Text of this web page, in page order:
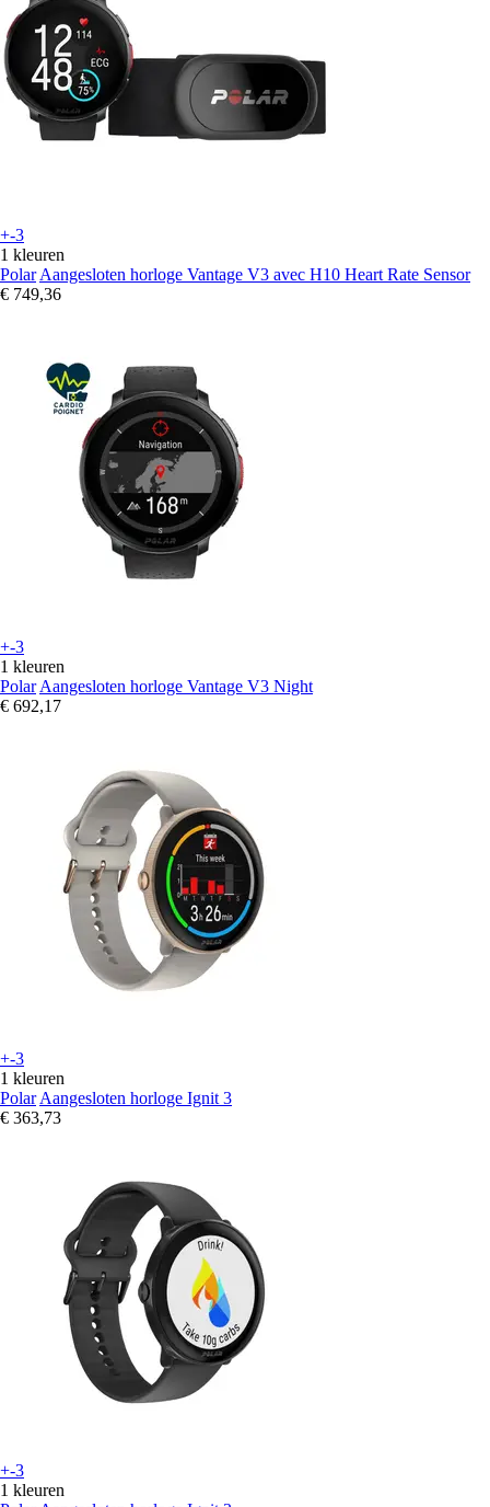
+-3
1 kleuren
Polar Aangesloten horloge Vantage V3 avec H10 Heart Rate Sensor
€ 749,36
+-3
1 kleuren
Polar Aangesloten horloge Vantage V3 Night
€ 692,17
+-3
1 kleuren
Polar Aangesloten horloge Ignit 3
€ 363,73
+-3
1 kleuren